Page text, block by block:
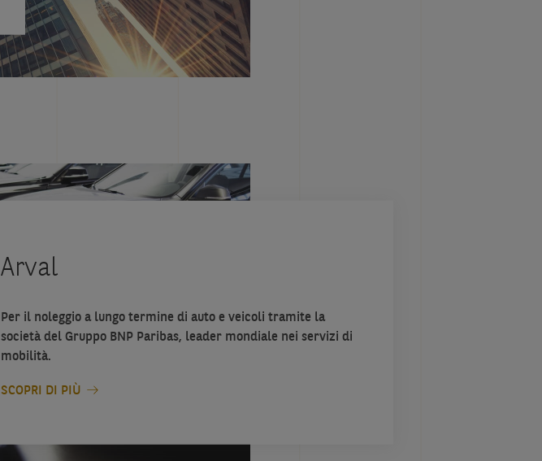
Arval
Per il noleggio a lungo termine di auto e veicoli tramite la
società del Gruppo BNP Paribas, leader mondiale nei servizi di
mobilità.
SCOPRI DI PIÙ